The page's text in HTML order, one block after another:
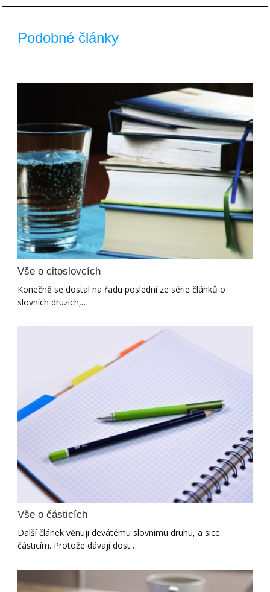
Podobné články
Vše o citoslovcích
Konečně se dostal na řadu poslední ze série článků o
slovních druzích,…
Vše o částicích
Další článek věnuji devátému slovnímu druhu, a sice
částicím. Protože dávají dost…